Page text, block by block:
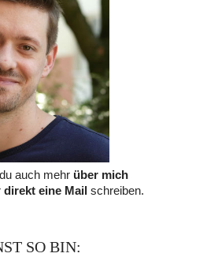
auch mehr über mich
direkt eine Mailschreiben.
SO BIN: